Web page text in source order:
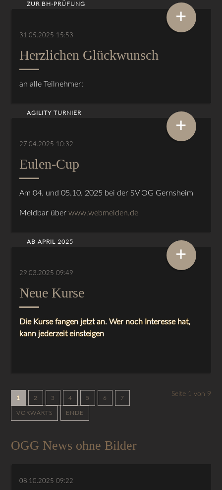
ZUR BH-PRÜFUNG
31.05.2025 15:53
Herzlichen Glückwunsch
an alle Teilnehmer:
+
AGILITY TURNIER
27.04.2025 10:32
Eulen-Cup
Am 04. und 05.10. 2025 bei der SV OG Gernsheim
Meldbar überwww.webmelden.de
+
AB APRIL 2025
29.03.2025 09:49
Neue Kurse
Die Kurse fangen jetzt an. Wer noch Interesse hat,
kann jederzeit einsteigen
+
Seite 1 von 9
1 2 3 4 5 6 7
VORWÄRTS ENDE
OGG News ohne Bilder
08.10.2025 09:22